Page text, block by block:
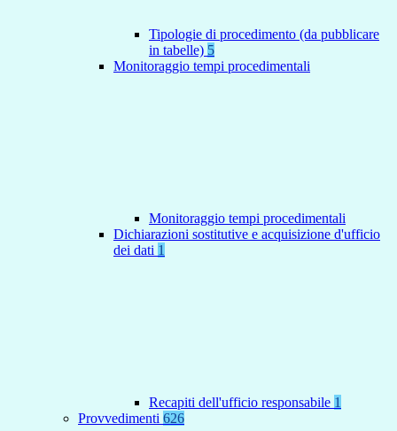
Tipologie di procedimento (da pubblicare
in tabelle) 5
Monitoraggio tempi procedimentali
Monitoraggio tempi procedimentali
Dichiarazioni sostitutive e acquisizione d'ufficio
dei dati 1
Recapiti dell'ufficio responsabile 1
Provvedimenti 626